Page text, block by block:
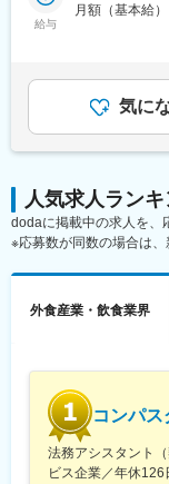
須賀駅、大元
磨高岡駅、君
山駅、宮原駅
網干駅、衣笠
駅、田尾寺駅
駅、下飯田駅
駅、比良駅(愛
都)、六浦駅、
塚駅、岩国駅
橋競馬場駅、
駅、鶴見緑地
谷駅、溜池山
駅(大阪府)、新
屋島駅、勾当
赤坂見附駅、
す。
ンの企画、地
売上・従業員
す。
スタッフと協
ンです。
■キャリアステ
支配人からさ
エリアを統括
ステップアッ
■当社の特徴・
創業30年以上
てきたことで
どと連携し、
ョンしたり、
給与
月額（基本給
当：役職手当
る）賃金はあ
可能性があり
気に
人気求人ラン
dodaに掲載中の求人を、
※応募数が同数の場合は、
外食産業・飲食業界
コンパ
法務アシスタント
ビス企業／年休